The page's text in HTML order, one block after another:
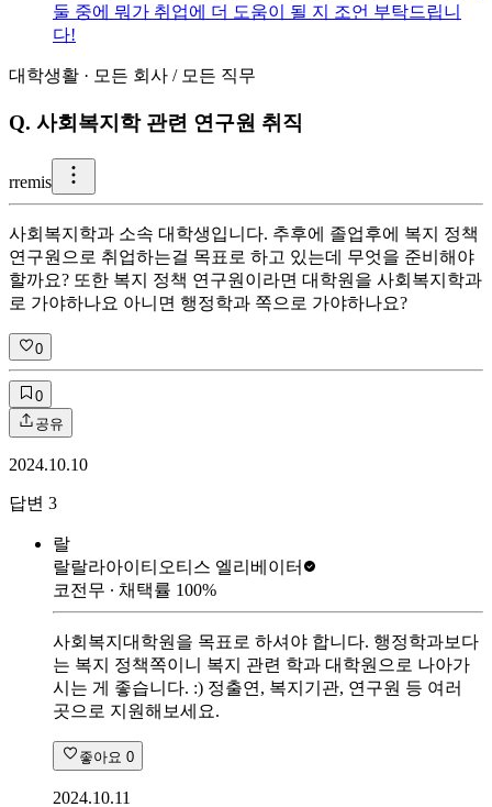
둘 중에 뭐가 취업에 더 도움이 될 지 조언 부탁드립니
다!
대학생활 · 모든 회사 / 모든 직무
Q. 사회복지학 관련 연구원 취직
rremis
사회복지학과 소속 대학생입니다. 추후에 졸업후에 복지 정책
연구원으로 취업하는걸 목표로 하고 있는데 무엇을 준비해야
할까요? 또한 복지 정책 연구원이라면 대학원을 사회복지학과
로 가야하나요 아니면 행정학과 쪽으로 가야하나요?
0
0
공유
2024.10.10
답변 3
랄
랄랄라아이티 오티스 엘리베이터
코전무 ∙ 채택률 100%
사회복지대학원을 목표로 하셔야 합니다. 행정학과보다
는 복지 정책쪽이니 복지 관련 학과 대학원으로 나아가
시는 게 좋습니다. :) 정출연, 복지기관, 연구원 등 여러
곳으로 지원해보세요.
좋아요 0
2024.10.11